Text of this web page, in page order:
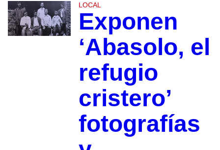
LOCAL
Exponen
‘Abasolo, el
refugio
cristero’
fotografías